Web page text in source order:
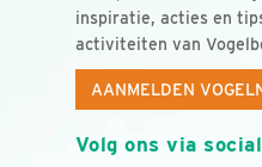
inspiratie, acties en
activiteiten van
AANMELDEN
Volg ons via